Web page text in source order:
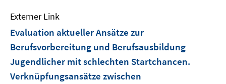
Externer Link
Evaluation aktueller Ansätze zur
Berufsvorbereitung und Berufsausbildung
Jugendlicher mit schlechten Startchancen.
Verknüpfungsansätze zwischen